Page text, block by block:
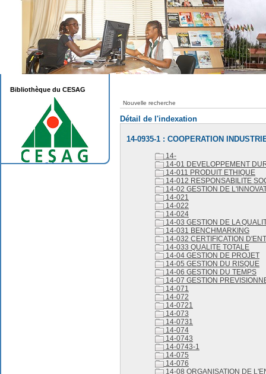
Nouvelle recherche
Détail de l'indexation
14-0935-1 : COOPERATION
14-
14-01 DEVELOPPEMENT
14-011 PRODUIT ETHIQUE
14-012 RESPONSABILITE
14-02 GESTION DE
14-021
14-022
14-024
14-03 GESTION DE LA
14-031 BENCHMARKING
14-032 CERTIFICATION
14-033 QUALITE TOTALE
14-04 GESTION DE PROJET
14-05 GESTION DU RISQUE
14-06 GESTION DU TEMPS
14-07 GESTION
14-071
14-072
14-0721
14-073
14-0731
14-074
14-0743
14-0743-1
14-075
14-076
14-08 ORGANISATION DE
Bibliothèque du CESAG